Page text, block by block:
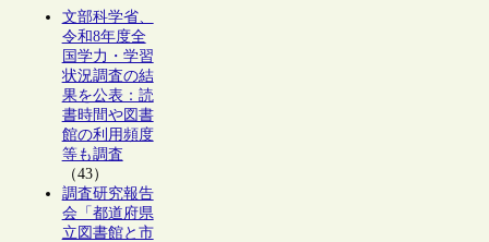
文部科学省、
令和8年度全
国学力・学習
状況調査の結
果を公表：読
書時間や図書
館の利用頻度
等も調査
（43）
調査研究報告
会「都道府県
立図書館と市